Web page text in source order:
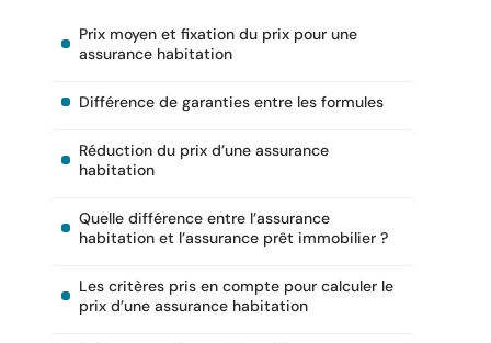
Prix moyen et fixation du prix pour une
assurance habitation
Différence de garanties entre les formules
Réduction du prix d’une assurance
habitation
Quelle différence entre l’assurance
habitation et l’assurance prêt immobilier ?
Les critères pris en compte pour calculer le
prix d’une assurance habitation